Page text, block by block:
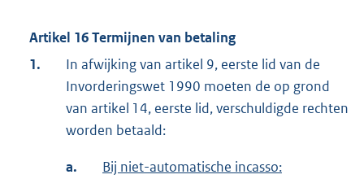
Artikel 16 Termijnen van betaling
1.
In afwijking van artikel 9, eerste lid van de
Invorderingswet 1990 moeten de op grond
van artikel 14, eerste lid, verschuldigde rechten
worden betaald:
a. Bij niet-automatische incasso: